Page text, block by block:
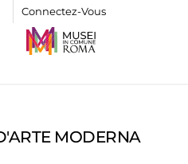
Connectez-Vous
MODERNA